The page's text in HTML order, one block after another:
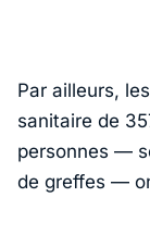
Par ailleurs,
sanitaire de
personnes —
de greffes —